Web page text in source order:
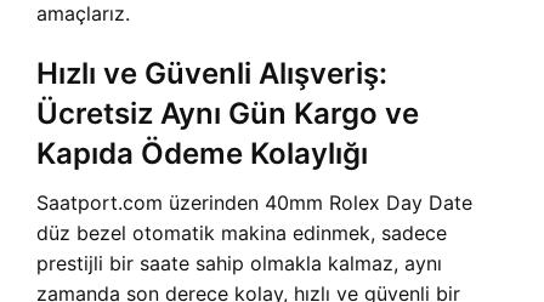
amaçlarız.
Hızlı ve Güvenli Alışveriş:
Ücretsiz Aynı Gün Kargo ve
Kapıda Ödeme Kolaylığı
Saatport.com üzerinden 40mm Rolex Day Date
düz bezel otomatik makina edinmek, sadece
prestijli bir saate sahip olmakla kalmaz, aynı
zamanda son derece kolay, hızlı ve güvenli bir